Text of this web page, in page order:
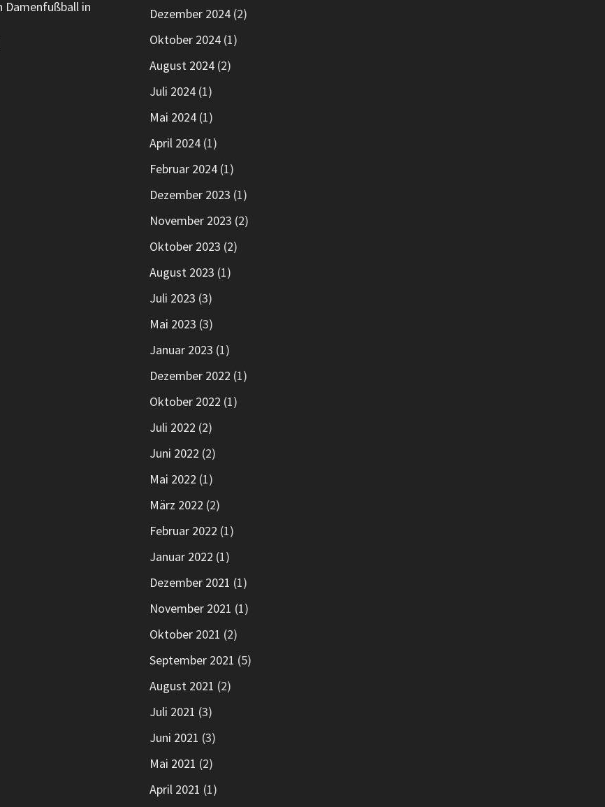
Dezember 2024(2)
Oktober 2024(1)
August 2024(2)
Juli 2024(1)
Mai 2024(1)
April 2024(1)
Februar 2024(1)
Dezember 2023 (1)
November 2023 (2)
Oktober 2023 (2)
August 2023 (1)
Juli 2023 (3)
Mai 2023 (3)
Januar 2023 (1)
Dezember 2022 (1)
Oktober 2022 (1)
Juli 2022 (2)
Juni 2022 (2)
Mai 2022 (1)
März 2022 (2)
Februar 2022 (1)
Januar 2022 (1)
Dezember 2021 (1)
November 2021 (1)
Oktober 2021 (2)
September 2021 (5)
August 2021 (2)
Juli 2021 (3)
Juni 2021 (3)
Mai 2021 (2)
April 2021 (1)